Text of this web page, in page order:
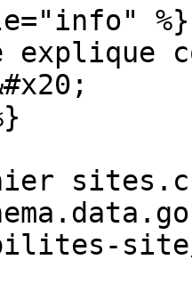
%}
explique